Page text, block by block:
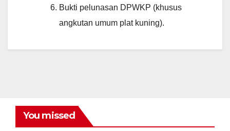
Bukti pelunasan DPWKP (khusus
angkutan umum plat kuning).
You missed